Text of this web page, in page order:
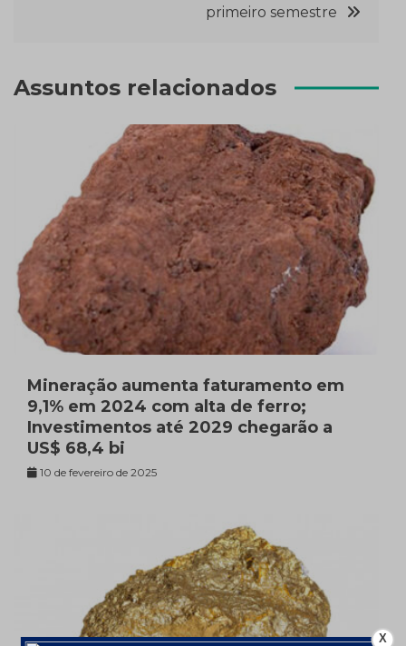
primeiro semestre
Assuntos relacionados
Mineração aumenta faturamento em
9,1% em 2024 com alta de ferro;
Investimentos até 2029 chegarão a
US$ 68,4 bi
10 de fevereiro de 2025
X